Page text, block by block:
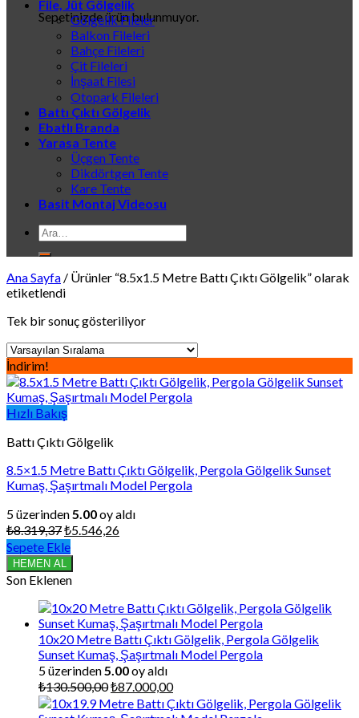
Sepetinizde ürün bulunmuyor.
File, Jüt Gölgelik
Gölgelik Fileler
Balkon Fileleri
Bahçe Fileleri
Çit Fileleri
İnşaat Filesi
Otopark Fileleri
Battı Çıktı Gölgelik
Ebatlı Branda
Yarasa Tente
Üçgen Tente
Dikdörtgen Tente
Kare Tente
Basit Montaj Videosu
Ara:
Ana Sayfa / Ürünler “8.5x1.5 Metre Battı Çıktı Gölgelik” olarak
etiketlendi
Tek bir sonuç gösteriliyor
İndirim!
Hızlı Bakış
Battı Çıktı Gölgelik
8.5×1.5 Metre Battı Çıktı Gölgelik, Pergola Gölgelik Sunset
Kumaş, Şaşırtmalı Model Pergola
5 üzerinden5.00oy aldı
₺8.319,37Orijinal
fiyat:
₺8.319,37.
₺5.546,26Şu
Sepete Ekle
HEMEN AL
Son Eklenen
10x20 Metre Battı Çıktı Gölgelik, Pergola Gölgelik
Sunset Kumaş, Şaşırtmalı Model Pergola
5 üzerinden5.00oy aldı
₺130.500,00Orijinal
fiyat:
₺87.000,00Şu
andaki